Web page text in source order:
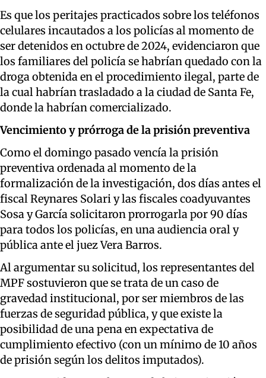
Es que los peritajes practicados sobre los teléfonos
celulares incautados a los policías al momento de
ser detenidos en octubre de 2024, evidenciaron que
los familiares del policía se habrían quedado con la
droga obtenida en el procedimiento ilegal, parte de
la cual habrían trasladado a la ciudad de Santa Fe,
donde la habrían comercializado.
Vencimiento y prórroga de la prisión preventiva
Como el domingo pasado vencía la prisión
preventiva ordenada al momento de la
formalización de la investigación, dos días antes el
fiscal Reynares Solari y las fiscales coadyuvantes
Sosa y García solicitaron prorrogarla por 90 días
para todos los policías, en una audiencia oral y
pública ante el juez Vera Barros.
Al argumentar su solicitud, los representantes del
MPF sostuvieron que se trata de un caso de
gravedad institucional, por ser miembros de las
fuerzas de seguridad pública, y que existe la
posibilidad de una pena en expectativa de
cumplimiento efectivo (con un mínimo de 10 años
de prisión según los delitos imputados).